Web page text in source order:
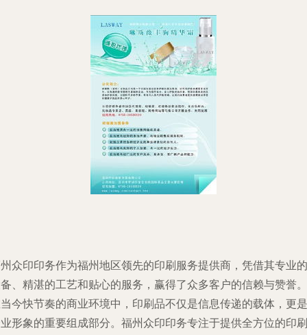
众印印务作为福州地区领先的印刷服务提供商，凭借其专业的
、精湛的工艺和贴心的服务，赢得了众多客户的信赖与赞誉。
今快节奏的商业环境中，印刷品不仅是信息传递的载体，更是
形象的重要组成部分。福州众印印务专注于提供全方位的印刷